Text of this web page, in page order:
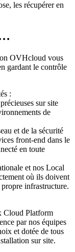
les récupérer en
OVHcloud vous
gardant le contrôle
:
sur site
de
et de la sécurité
front-end dans le
en toute
et nos Local
où ils doivent
infrastructure.
Cloud Platform
par nos équipes
et dotée de tous
sur site.